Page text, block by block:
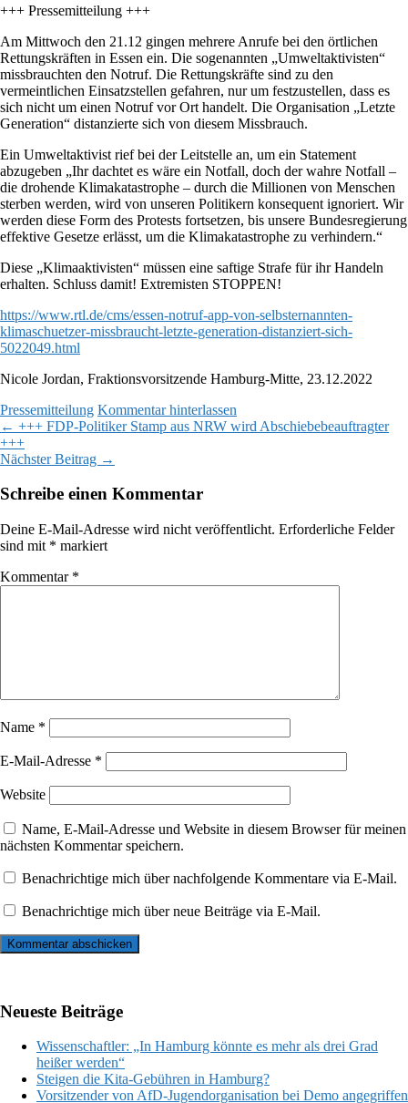
+++ Pressemitteilung +++
Am Mittwoch den 21.12 gingen mehrere Anrufe bei den örtlichen
Rettungskräften in Essen ein. Die sogenannten „Umweltaktivisten“
missbrauchten den Notruf. Die Rettungskräfte sind zu den
vermeintlichen Einsatzstellen gefahren, nur um festzustellen, dass es
sich nicht um einen Notruf vor Ort handelt. Die Organisation „Letzte
Generation“ distanzierte sich von diesem Missbrauch.
Ein Umweltaktivist rief bei der Leitstelle an, um ein Statement
abzugeben „Ihr dachtet es wäre ein Notfall, doch der wahre Notfall –
die drohende Klimakatastrophe – durch die Millionen von Menschen
sterben werden, wird von unseren Politikern konsequent ignoriert. Wir
werden diese Form des Protests fortsetzen, bis unsere Bundesregierung
effektive Gesetze erlässt, um die Klimakatastrophe zu verhindern.“
Diese „Klimaaktivisten“ müssen eine saftige Strafe für ihr Handeln
erhalten. Schluss damit! Extremisten STOPPEN!
https://www.rtl.de/cms/essen-notruf-app-von-selbsternannten-
klimaschuetzer-missbraucht-letzte-generation-distanziert-sich-
5022049.html
Nicole Jordan, Fraktionsvorsitzende Hamburg-Mitte, 23.12.2022
Pressemitteilung Kommentar hinterlassen
Beitragsnavigation
← +++ FDP-Politiker Stamp aus NRW wird Abschiebebeauftragter
+++
Nächster Beitrag →
Schreibe einen Kommentar
Deine E-Mail-Adresse wird nicht veröffentlicht. Erforderliche Felder
sind mit * markiert
Kommentar *
Name *
E-Mail-Adresse *
Website
Name, E-Mail-Adresse und Website in diesem Browser für meinen
nächsten Kommentar speichern.
Benachrichtige mich über nachfolgende Kommentare via E-Mail.
Benachrichtige mich über neue Beiträge via E-Mail.
Neueste Beiträge
Wissenschaftler: „In Hamburg könnte es mehr als drei Grad
heißer werden“
Steigen die Kita-Gebühren in Hamburg?
Vorsitzender von AfD-Jugendorganisation bei Demo angegriffen